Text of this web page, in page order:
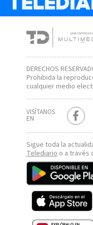
DERECHOS
Prohibida la
cualquier medio
VISÍTANOS
EN
Sigue toda la
Telediario o a través